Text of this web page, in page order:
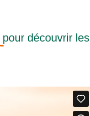
pour découvrir les